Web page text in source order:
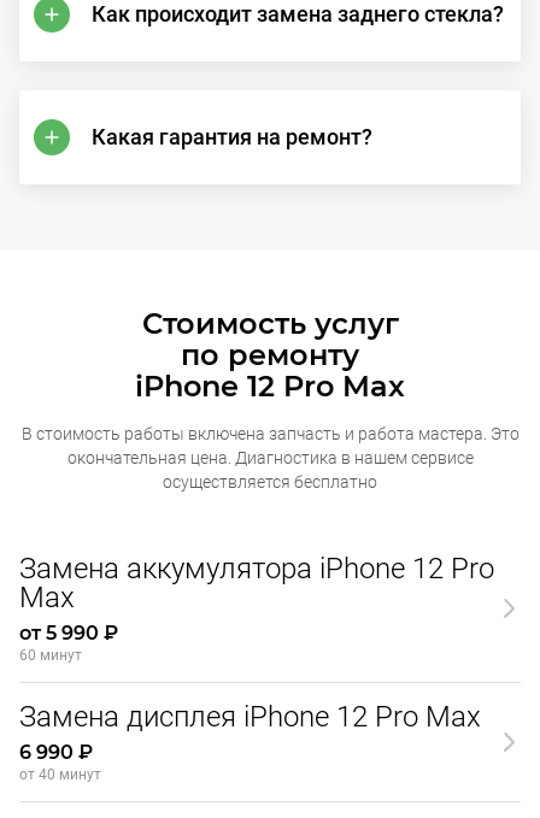
Как происходит замена заднего стекла?
Какая гарантия на ремонт?
Стоимость услуг
по ремонту
iPhone 12 Pro Max
В стоимость работы включена запчасть и работа мастера. Это
окончательная цена. Диагностика в нашем сервисе
осуществляется бесплатно
Замена аккумулятора iPhone 12 Pro
Max
от 5 990 ₽
60 минут
Замена дисплея iPhone 12 Pro Max
6 990 ₽
от 40 минут